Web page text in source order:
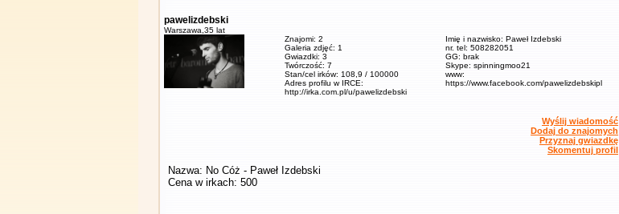
pawelizdebski
Warszawa, 35 lat
Znajomi: 2
Galeria zdjęć: 1
Gwiazdki: 3
Twórczość: 7
Stan/cel irków: 108,9 / 100000
Adres profilu w IRCE:
http://irka.com.pl/u/pawelizdebski
Imię i nazwisko: Paweł Izdebski
nr. tel: 508282051
GG: brak
Skype: spinningmoo21
www:
https://www.facebook.com/pawelizdebskipl
Wyślij wiadomość
Dodaj do znajomych
Przyznaj gwiazdkę
Skomentuj profil
Nazwa: No Cóż - Paweł Izdebski
Cena w irkach: 500